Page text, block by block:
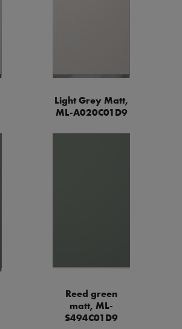
Light Grey Matt,
ML-A020C01D9
Reed green
matt, ML-
S494C01D9